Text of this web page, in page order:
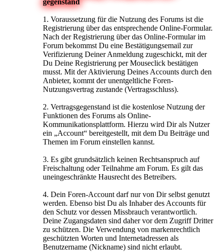
gegenstand
1. Voraussetzung für die Nutzung des Forums ist die
Registrierung über das entsprechende Online-Formular.
Nach der Registrierung über das Online-Formular im
Forum bekommst Du eine Bestätigungsemail zur
Verifizierung Deiner Anmeldung zugeschickt, mit der
Du Deine Registrierung per Mouseclick bestätigen
musst. Mit der Aktivierung Deines Accounts durch den
Anbieter, kommt der unentgeltliche Foren-
Nutzungsvertrag zustande (Vertragsschluss).
2. Vertragsgegenstand ist die kostenlose Nutzung der
Funktionen des Forums als Online-
Kommunikationsplattform. Hierzu wird Dir als Nutzer
ein „Account“ bereitgestellt, mit dem Du Beiträge und
Themen im Forum einstellen kannst.
3. Es gibt grundsätzlich keinen Rechtsanspruch auf
Freischaltung oder Teilnahme am Forum. Es gilt das
uneingeschränkte Hausrecht des Betreibers.
4. Dein Foren-Account darf nur von Dir selbst genutzt
werden. Ebenso bist Du als Inhaber des Accounts für
den Schutz vor dessen Missbrauch verantwortlich.
Deine Zugangsdaten sind daher vor dem Zugriff Dritter
zu schützen. Die Verwendung von markenrechtlich
geschützten Worten und Internetadressen als
Benutzername (Nickname) sind nicht erlaubt.